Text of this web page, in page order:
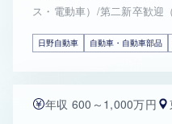
ス・電動車）/第二新卒歓迎
日野自動車 自動車・自動車部品
年収 600～1,000万円